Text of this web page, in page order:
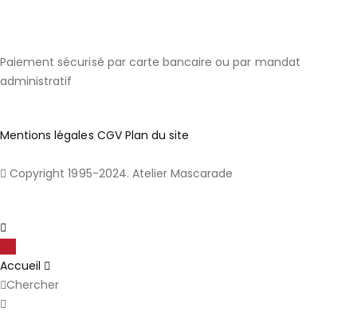
Paiement sécurisé par carte bancaire ou par mandat
administratif
Mentions légales CGV Plan du site
Copyright 1995-2024. Atelier Mascarade
Accueil
Chercher